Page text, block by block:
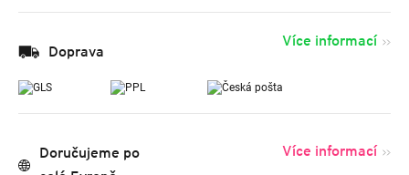
Doprava
Více informací
Doručujeme po
Více informací